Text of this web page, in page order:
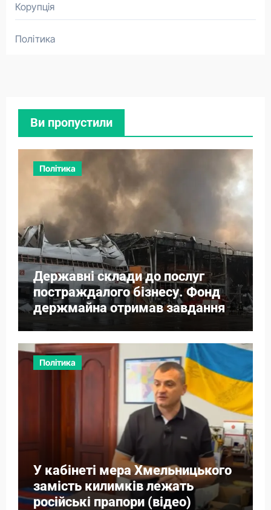
Корупція
Політика
Ви пропустили
Політика
Державні склади до послуг
постраждалого бізнесу. Фонд
держмайна отримав завдання
Політика
У кабінеті мера Хмельницького
замість килимків лежать
російські прапори (відео)